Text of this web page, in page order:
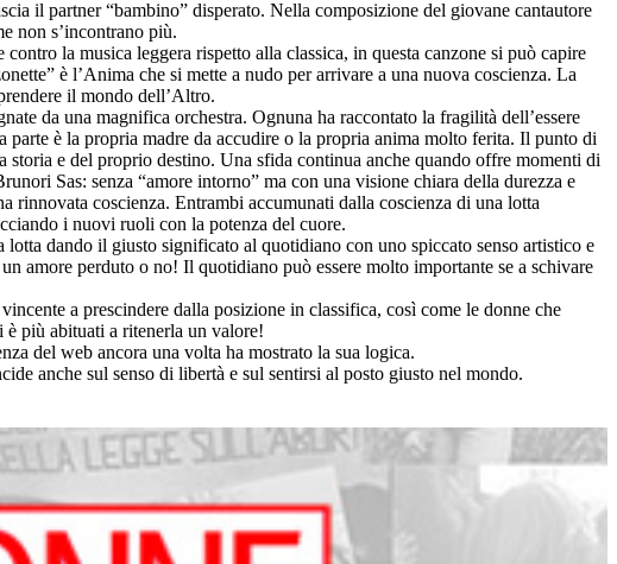
il partner “bambino” disperato. Nella composizione del giovane cantautore
non s’incontrano più.
la musica leggera rispetto alla classica, in questa canzone si può capire
è l’Anima che si mette a nudo per arrivare a una nuova coscienza. La
il mondo dell’Altro.
da una magnifica orchestra. Ognuna ha raccontato la fragilità dell’essere
è la propria madre da accudire o la propria anima molto ferita. Il punto di
e del proprio destino. Una sfida continua anche quando offre momenti di
Sas: senza “amore intorno” ma con una visione chiara della durezza e
rinnovata coscienza. Entrambi accumunati dalla coscienza di una lotta
i nuovi ruoli con la potenza del cuore.
dando il giusto significato al quotidiano con uno spiccato senso artistico e
amore perduto o no! Il quotidiano può essere molto importante se a schivare
a prescindere dalla posizione in classifica, così come le donne che
è più abituati a ritenerla un valore!
del web ancora una volta ha mostrato la sua logica.
anche sul senso di libertà e sul sentirsi al posto giusto nel mondo.